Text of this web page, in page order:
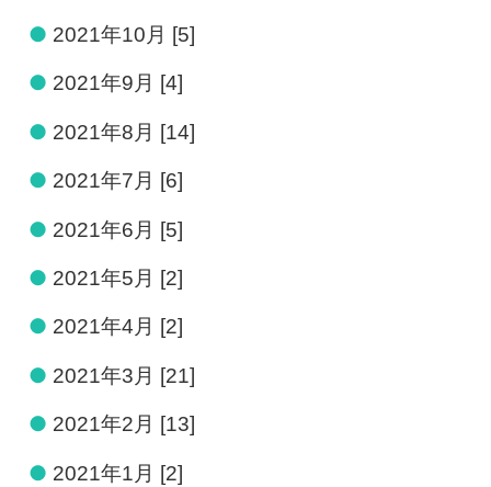
● 2021年10月 [5]
● 2021年9月 [4]
● 2021年8月 [14]
● 2021年7月 [6]
● 2021年6月 [5]
● 2021年5月 [2]
● 2021年4月 [2]
● 2021年3月 [21]
● 2021年2月 [13]
● 2021年1月 [2]